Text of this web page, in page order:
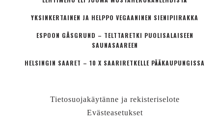
YKSINKERTAINEN JA HELPPO VEGAANINEN SIENIPIIRAKKA
ESPOON GÅSGRUND – TELTTARETKI PUOLISALAISEEN
SAUNASAAREEN
HELSINGIN SAARET – 10 X SAARIRETKELLE PÄÄKAUPUNGISSA
Tietosuojakäytänne ja rekisteriselote
Evästeasetukset